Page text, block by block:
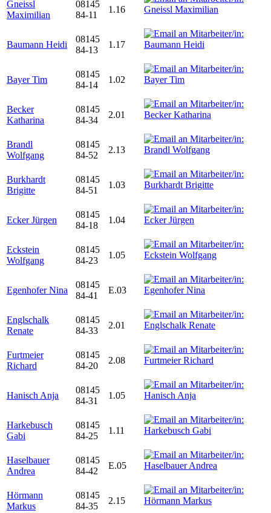
Gneissl
Maximilian
08145
84-11
1.16
Baumann Heidi
08145
84-13
1.17
Bayer Tim
08145
84-14
1.02
Becker
Katharina
08145
84-34
2.01
Brandl
Wolfgang
08145
84-52
2.13
Burkhardt
Brigitte
08145
84-51
1.03
Ecker Jürgen
08145
84-18
1.04
Eckstein
Wolfgang
08145
84-23
1.05
Egenhofer Nina
08145
84-41
E.03
Englschalk
Renate
08145
84-33
2.01
Furtmeier
Richard
08145
84-20
2.08
Hanisch Anja
08145
84-31
1.05
Harkebusch
Gabi
08145
84-25
1.11
Haselbauer
Andrea
08145
84-42
E.05
Hörmann
Markus
08145
84-35
2.15